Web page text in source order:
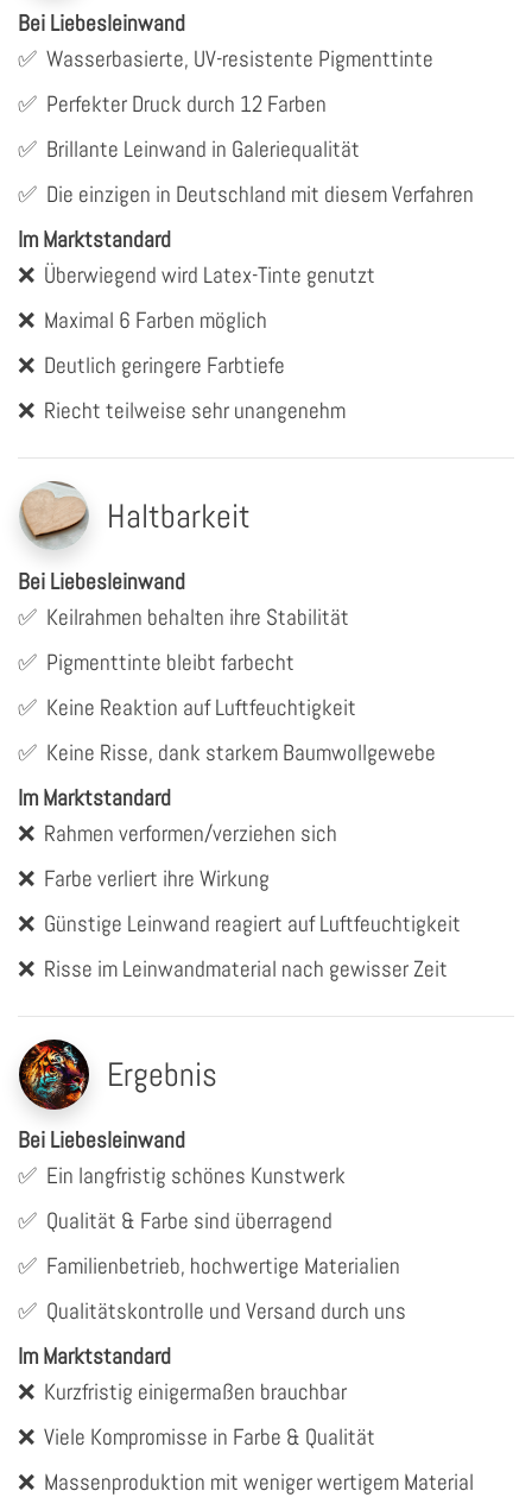
Bei Liebesleinwand
✅ Wasserbasierte, UV-resistente Pigmenttinte
✅ Perfekter Druck durch 12 Farben
✅ Brillante Leinwand in Galeriequalität
✅ Die einzigen in Deutschland mit diesem Verfahren
Im Marktstandard
❌ Überwiegend wird Latex-Tinte genutzt
❌ Maximal 6 Farben möglich
❌ Deutlich geringere Farbtiefe
❌ Riecht teilweise sehr unangenehm
Haltbarkeit
Bei Liebesleinwand
✅ Keilrahmen behalten ihre Stabilität
✅ Pigmenttinte bleibt farbecht
✅ Keine Reaktion auf Luftfeuchtigkeit
✅ Keine Risse, dank starkem Baumwollgewebe
Im Marktstandard
❌ Rahmen verformen/verziehen sich
❌ Farbe verliert ihre Wirkung
❌ Günstige Leinwand reagiert auf Luftfeuchtigkeit
❌ Risse im Leinwandmaterial nach gewisser Zeit
Ergebnis
Bei Liebesleinwand
✅ Ein langfristig schönes Kunstwerk
✅ Qualität & Farbe sind überragend
✅ Familienbetrieb, hochwertige Materialien
✅ Qualitätskontrolle und Versand durch uns
Im Marktstandard
❌ Kurzfristig einigermaßen brauchbar
❌ Viele Kompromisse in Farbe & Qualität
❌ Massenproduktion mit weniger wertigem Material